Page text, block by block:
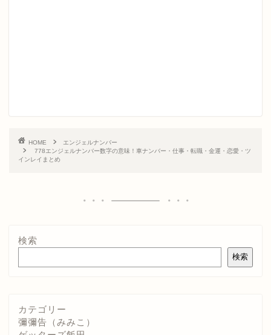
HOME
エンジェルナンバー
778エンジェルナンバー数字の意味！車ナンバー・仕事・転職・金運・恋愛・ツ
インレイまとめ
検索
検索
カテゴリー
彌彌告（みみこ）